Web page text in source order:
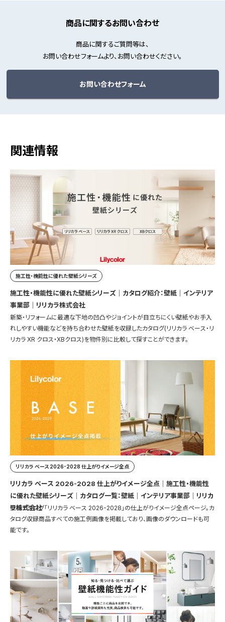
商品に関するお問い合わせ
商品に関するご質問等は、
お問い合わせフォームより、お問い合わせください。
お問い合わせフォーム
関連情報
施工性・機能性に優れた壁紙シリーズ
施工性・機能性に優れた壁紙シリーズ｜カタログ紹介：壁紙｜インテリア
事業部｜リリカラ株式会社
新築・リフォームに最適な下地の凹凸やジョイントが目立ちにくい壁紙やお手入
れしやすい機能などを持ち合わせた壁紙を収録したカタログ(リリカラ ベース・リ
リカラ XR クロス・XBクロス)を物件別に比較して探すことができます。
リリカラ ベース 2026-2028 仕上がりイメージ全点
リリカラ ベース 2026-2028 仕上がりイメージ全点｜施工性・機能性
に優れた壁紙シリーズ｜カタログ一覧：壁紙｜インテリア事業部｜リリカ
ラ株式会社
壁紙カタログ「リリカラ ベース 2026-2028」の仕上がりイメージ全点ページ。カ
タログ収録商品すべての施工例画像を掲載しており、画像のダウンロードも可
能です。